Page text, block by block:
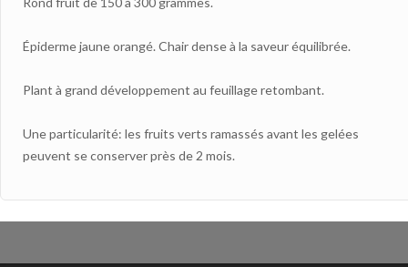
Épiderme jaune orangé. Chair dense à la saveur équilibrée.
Plant à grand développement au feuillage retombant.
Une particularité: les fruits verts ramassés avant les gelées
peuvent se conserver près de 2 mois.